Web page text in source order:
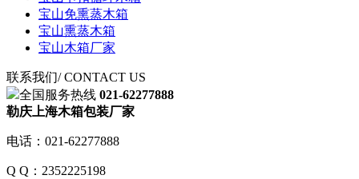
宝山免熏蒸木箱
宝山熏蒸木箱
宝山木箱厂家
联系我们/ CONTACT US
全国服务热线 021-62277888
勒庆上海木箱包装厂家
电话：021-62277888
Q Q：2352225198